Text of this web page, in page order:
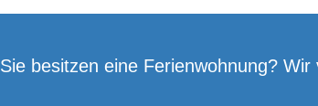
Sie besitzen eine Ferienwohnung?